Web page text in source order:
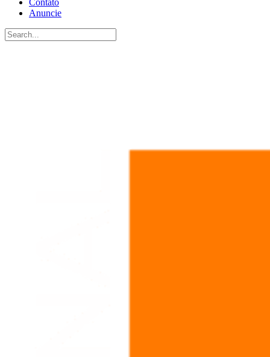
Contato
Anuncie